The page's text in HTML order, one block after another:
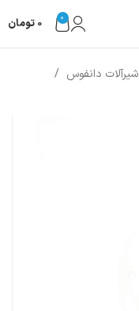
0
0 تومان
شیرآلات دانفوس